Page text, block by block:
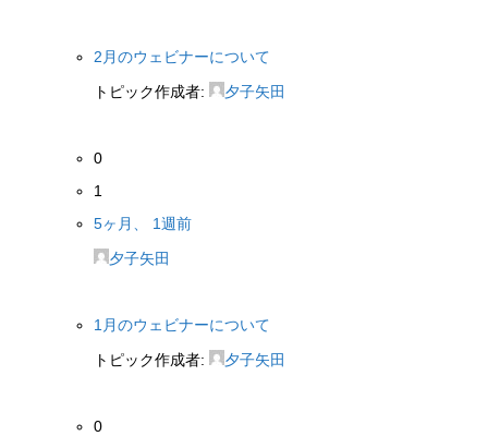
2月のウェビナーについて
トピック作成者:
夕子矢田
0
1
5ヶ月、 1週前
夕子矢田
1月のウェビナーについて
トピック作成者:
夕子矢田
0